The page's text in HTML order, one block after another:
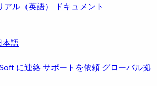
ル（英語）
ドキュメント
本語
に連絡サポートを依頼 グローバル拠